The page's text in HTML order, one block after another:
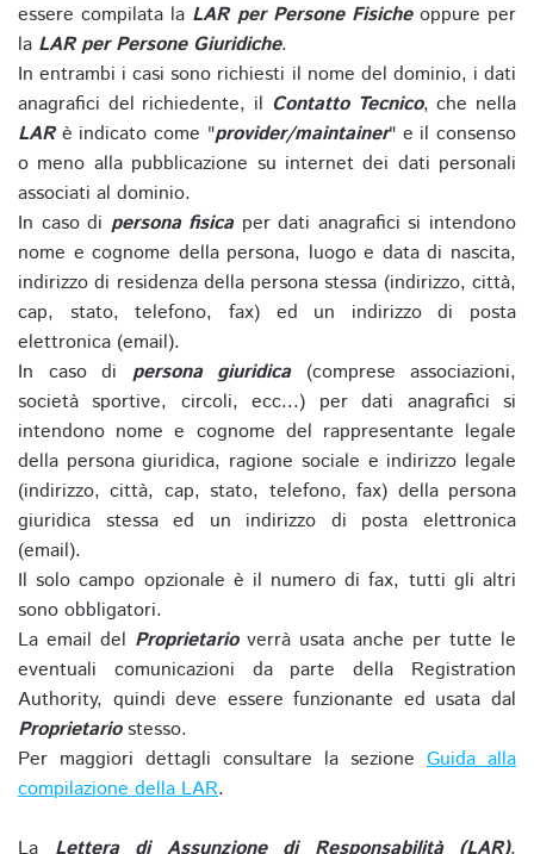
essere compilata la LAR per Persone Fisicheoppure per
la LAR per Persone Giuridiche.
In entrambi i casi sono richiesti il nome del dominio, i dati
anagrafici del richiedente, il Contatto Tecnico, che nella
LARè indicato come "provider/maintainer" e il consenso
o meno alla pubblicazione su internet dei dati personali
associati al dominio.
In caso di persona fisicaper dati anagrafici si intendono
nome e cognome della persona, luogo e data di nascita,
indirizzo di residenza della persona stessa (indirizzo, città,
cap, stato, telefono, fax) ed un indirizzo di posta
elettronica (email).
In caso di persona giuridica(comprese associazioni,
società sportive, circoli, ecc...) per dati anagrafici si
intendono nome e cognome del rappresentante legale
della persona giuridica, ragione sociale e indirizzo legale
(indirizzo, città, cap, stato, telefono, fax) della persona
giuridica stessa ed un indirizzo di posta elettronica
(email).
Il solo campo opzionale è il numero di fax, tutti gli altri
sono obbligatori.
La email del Proprietarioverrà usata anche per tutte le
eventuali comunicazioni da parte della Registration
Authority, quindi deve essere funzionante ed usata dal
Proprietariostesso.
Per maggiori dettagli consultare la sezione Guida alla
compilazione della LAR.